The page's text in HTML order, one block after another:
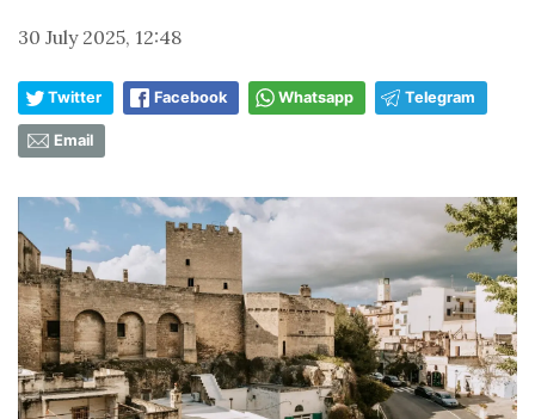
30 July 2025, 12:48
Twitter Facebook Whatsapp Telegram
Email